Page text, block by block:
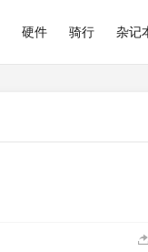
硬件 骑行 杂记